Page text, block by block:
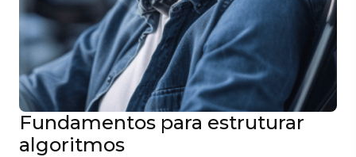
Fundamentos para estruturar
algoritmos